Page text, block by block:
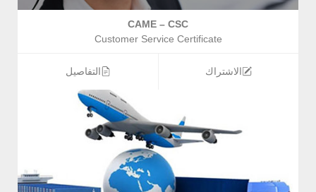
CAME – CSC
Customer Service Certificate
الاشتراك التفاصيل